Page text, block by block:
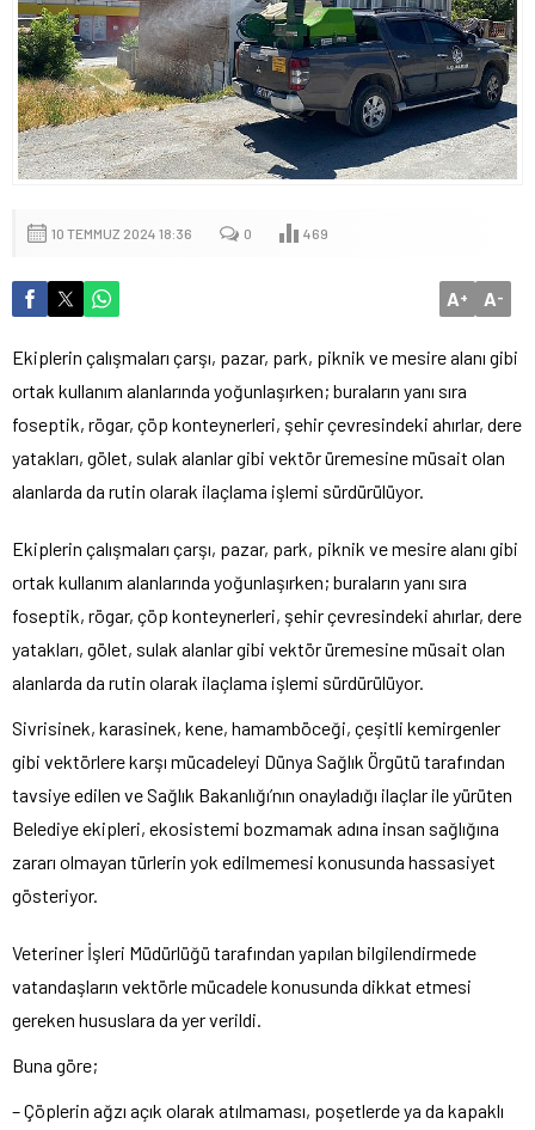
10 TEMMUZ 2024 18:36 0 469
A+ A-
Ekiplerin çalışmaları çarşı, pazar, park, piknik ve mesire alanı gibi
ortak kullanım alanlarında yoğunlaşırken; buraların yanı sıra
foseptik, rögar, çöp konteynerleri, şehir çevresindeki ahırlar, dere
yatakları, gölet, sulak alanlar gibi vektör üremesine müsait olan
alanlarda da rutin olarak ilaçlama işlemi sürdürülüyor.
Ekiplerin çalışmaları çarşı, pazar, park, piknik ve mesire alanı gibi
ortak kullanım alanlarında yoğunlaşırken; buraların yanı sıra
foseptik, rögar, çöp konteynerleri, şehir çevresindeki ahırlar, dere
yatakları, gölet, sulak alanlar gibi vektör üremesine müsait olan
alanlarda da rutin olarak ilaçlama işlemi sürdürülüyor.
Sivrisinek, karasinek, kene, hamamböceği, çeşitli kemirgenler
gibi vektörlere karşı mücadeleyi Dünya Sağlık Örgütü tarafından
tavsiye edilen ve Sağlık Bakanlığı’nın onayladığı ilaçlar ile yürüten
Belediye ekipleri, ekosistemi bozmamak adına insan sağlığına
zararı olmayan türlerin yok edilmemesi konusunda hassasiyet
gösteriyor.
Veteriner İşleri Müdürlüğü tarafından yapılan bilgilendirmede
vatandaşların vektörle mücadele konusunda dikkat etmesi
gereken hususlara da yer verildi.
Buna göre;
– Çöplerin ağzı açık olarak atılmaması, poşetlerde ya da kapaklı